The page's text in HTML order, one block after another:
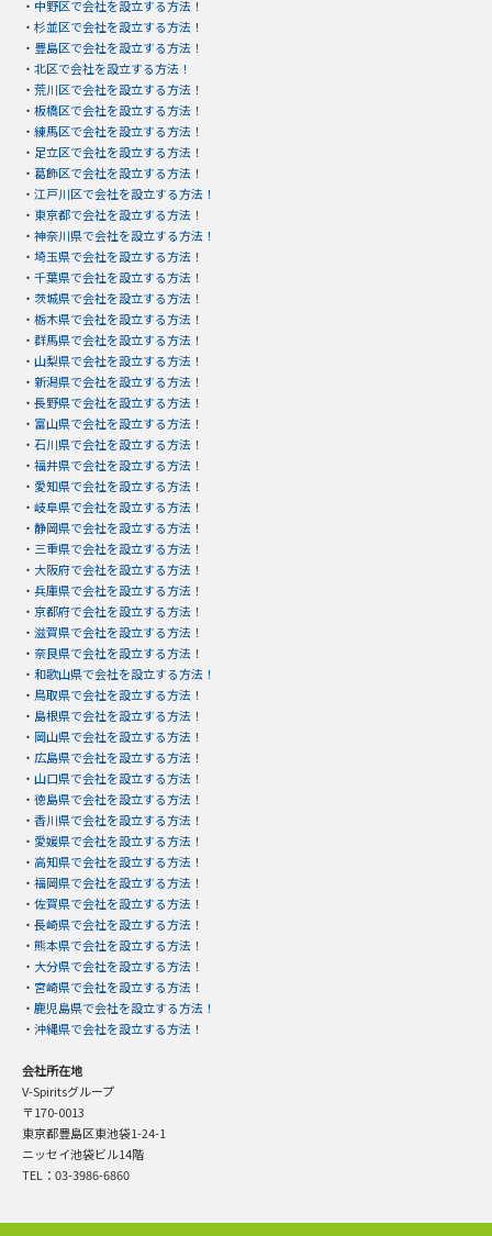
・ 中野区で会社を設立する方法！
・ 杉並区で会社を設立する方法！
・ 豊島区で会社を設立する方法！
・ 北区で会社を設立する方法！
・ 荒川区で会社を設立する方法！
・ 板橋区で会社を設立する方法！
・ 練馬区で会社を設立する方法！
・ 足立区で会社を設立する方法！
・ 葛飾区で会社を設立する方法！
・ 江戸川区で会社を設立する方法！
・ 東京都で会社を設立する方法！
・ 神奈川県で会社を設立する方法！
・ 埼玉県で会社を設立する方法！
・ 千葉県で会社を設立する方法！
・ 茨城県で会社を設立する方法！
・ 栃木県で会社を設立する方法！
・ 群馬県で会社を設立する方法！
・ 山梨県で会社を設立する方法！
・ 新潟県で会社を設立する方法！
・ 長野県で会社を設立する方法！
・ 富山県で会社を設立する方法！
・ 石川県で会社を設立する方法！
・ 福井県で会社を設立する方法！
・ 愛知県で会社を設立する方法！
・ 岐阜県で会社を設立する方法！
・ 静岡県で会社を設立する方法！
・ 三重県で会社を設立する方法！
・ 大阪府で会社を設立する方法！
・ 兵庫県で会社を設立する方法！
・ 京都府で会社を設立する方法！
・ 滋賀県で会社を設立する方法！
・ 奈良県で会社を設立する方法！
・ 和歌山県で会社を設立する方法！
・ 鳥取県で会社を設立する方法！
・ 島根県で会社を設立する方法！
・ 岡山県で会社を設立する方法！
・ 広島県で会社を設立する方法！
・ 山口県で会社を設立する方法！
・ 徳島県で会社を設立する方法！
・ 香川県で会社を設立する方法！
・ 愛媛県で会社を設立する方法！
・ 高知県で会社を設立する方法！
・ 福岡県で会社を設立する方法！
・ 佐賀県で会社を設立する方法！
・ 長崎県で会社を設立する方法！
・ 熊本県で会社を設立する方法！
・ 大分県で会社を設立する方法！
・ 宮崎県で会社を設立する方法！
・ 鹿児島県で会社を設立する方法！
・ 沖縄県で会社を設立する方法！
会社所在地
V-Spiritsグループ
〒170-0013
東京都豊島区東池袋1-24-1
ニッセイ池袋ビル14階
TEL：03-3986-6860